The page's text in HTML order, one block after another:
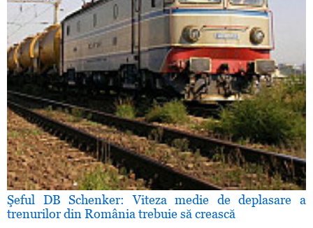
Şeful DB Schenker: Viteza medie de deplasare a
trenurilor din România trebuie să crească